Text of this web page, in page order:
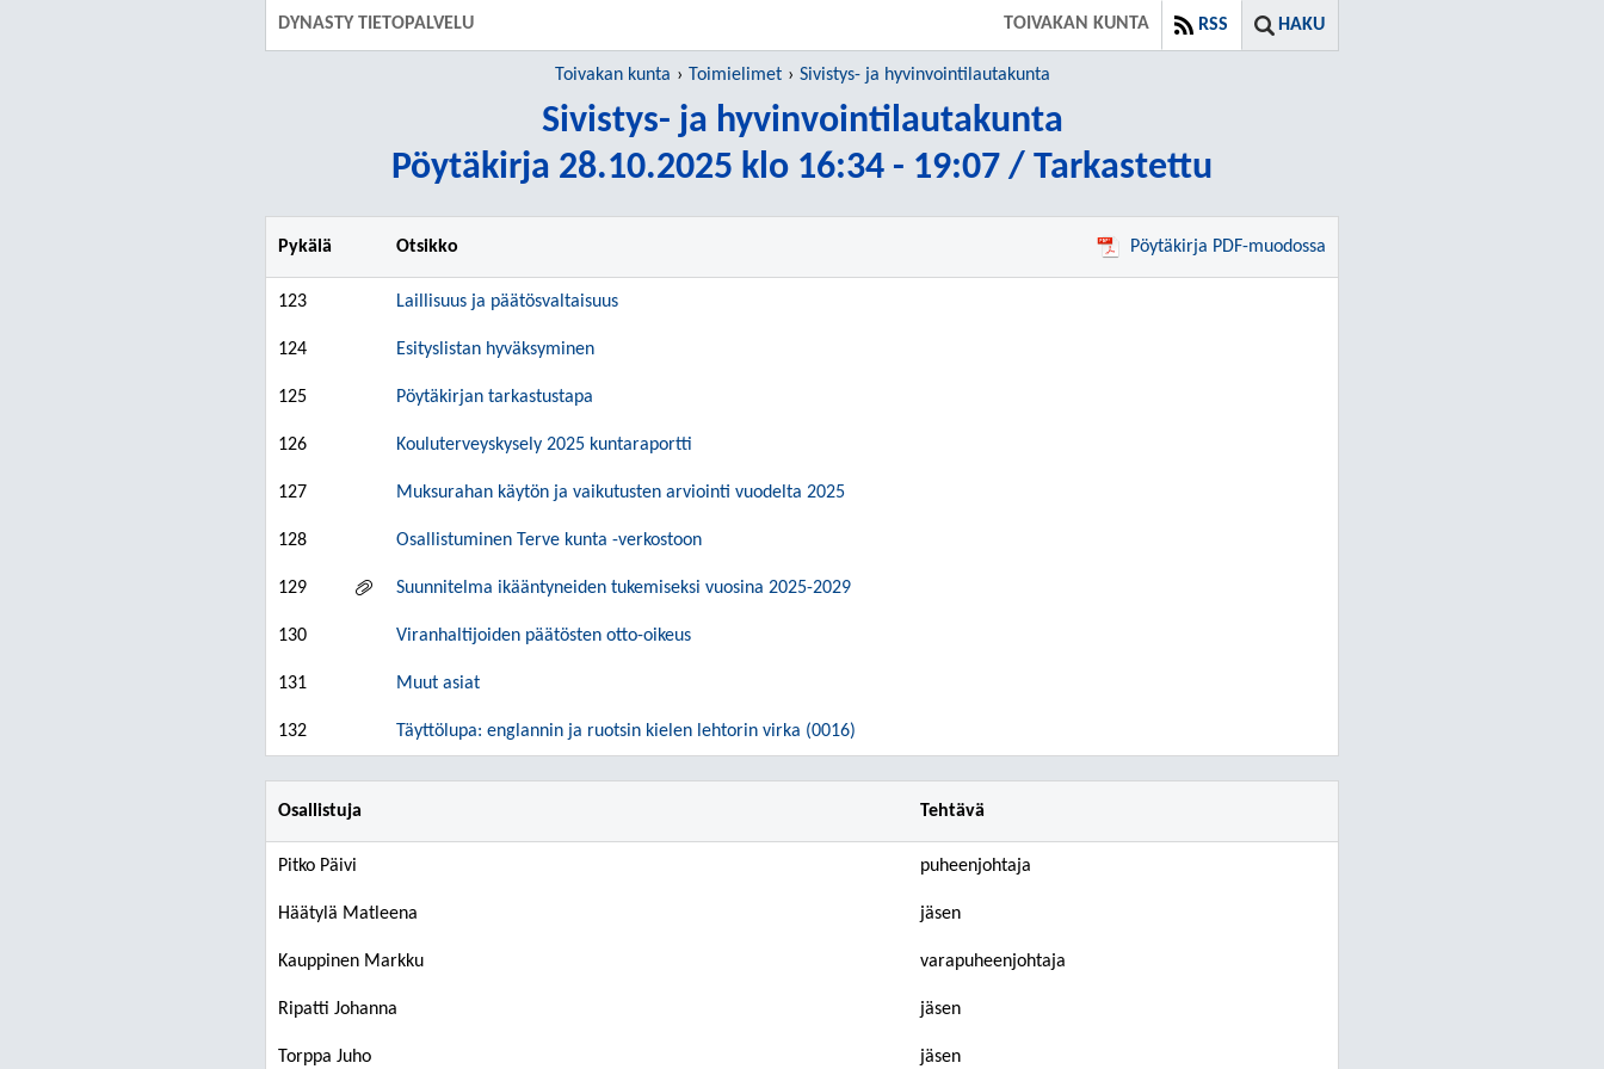
DYNASTY TIETOPALVELU HAKU
RSS
TOIVAKAN KUNTA
Toivakan kunta Toimielimet Sivistys- ja hyvinvointilautakunta
Sivistys- ja hyvinvointilautakunta
Pöytäkirja 28.10.2025 klo 16:34 - 19:07 / Tarkastettu
Pykälä Otsikko Pöytäkirja PDF-muodossa
123 Laillisuus ja päätösvaltaisuus
124 Esityslistan hyväksyminen
125 Pöytäkirjan tarkastustapa
126 Kouluterveyskysely 2025 kuntaraportti
127 Muksurahan käytön ja vaikutusten arviointi vuodelta 2025
128 Osallistuminen Terve kunta -verkostoon
129 Suunnitelma ikääntyneiden tukemiseksi vuosina 2025-2029
130 Viranhaltijoiden päätösten otto-oikeus
131 Muut asiat
132 Täyttölupa: englannin ja ruotsin kielen lehtorin virka (0016)
Osallistuja Tehtävä
Pitko Päivi puheenjohtaja
Häätylä Matleena jäsen
Kauppinen Markku varapuheenjohtaja
Ripatti Johanna jäsen
Torppa Juho jäsen